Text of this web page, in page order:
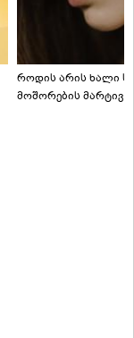
როდის არის ხალი
მოშორების